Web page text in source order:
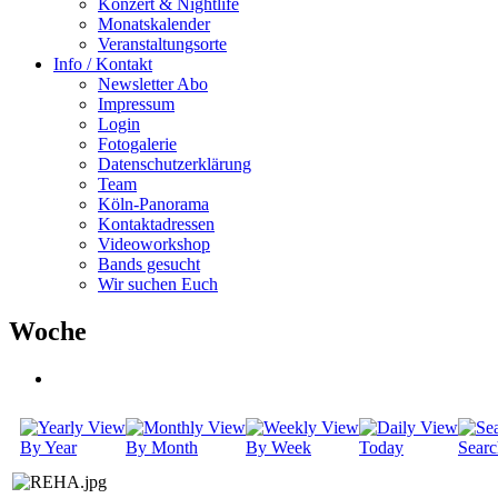
Konzert & Nightlife
Monatskalender
Veranstaltungsorte
Info / Kontakt
Newsletter Abo
Impressum
Login
Fotogalerie
Datenschutzerklärung
Team
Köln-Panorama
Kontaktadressen
Videoworkshop
Bands gesucht
Wir suchen Euch
Woche
By Year By Month By Week Today